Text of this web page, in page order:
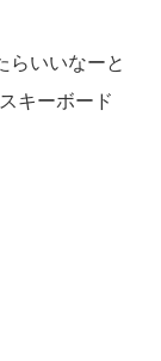
らいいなーと
キーボード